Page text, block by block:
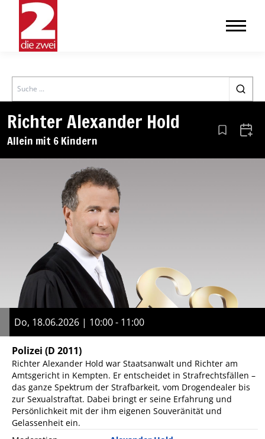
Search
Richter Alexander Hold
Allein mit 6 Kindern Aus den
Do, 18.06.2026 | 10:00 - 11:00
Polizei (D 2011)
Richter Alexander Hold war Staatsanwalt und Richter am
Amtsgericht in Kempten. Er entscheidet in Strafrechtsfällen –
das ganze Spektrum der Strafbarkeit, vom Drogendealer bis
zur Sexualstraftat. Dabei bringt er seine Erfahrung und
Persönlichkeit mit der ihm eigenen Souveränität und
Gelassenheit ein.